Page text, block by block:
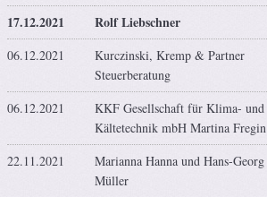
17.12.2021 Rolf Liebschner
06.12.2021
Kurczinski, Kremp & Partner
Steuerberatung
06.12.2021
KKF Gesellschaft für Klima- und
Kältetechnik mbH Martina Fregin
22.11.2021
Marianna Hanna und Hans-Georg
Müller